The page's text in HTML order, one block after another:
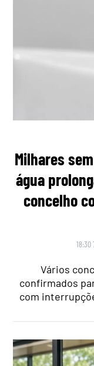
Milhares
água
concelho
18:30
Vários
confirmados
com